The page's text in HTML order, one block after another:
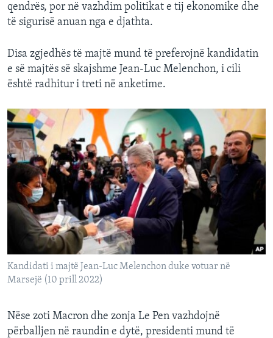
qendrës, por në vazhdim politikat e tij ekonomike dhe
të sigurisë anuan nga e djathta.
Disa zgjedhës të majtë mund të preferojnë kandidatin
e së majtës së skajshme Jean-Luc Melenchon, i cili
është radhitur i treti në anketime.
Kandidati i majtë Jean-Luc Melenchon duke votuar në
Marsejë (10 prill 2022)
Nëse zoti Macron dhe zonja Le Pen vazhdojnë
përballjen në raundin e dytë, presidenti mund të